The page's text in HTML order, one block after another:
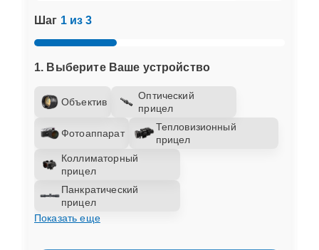
Шаг 1 из 3
1. Выберите Ваше устройство
Объектив
Оптический
прицел
Фотоаппарат
Тепловизионный
прицел
Коллиматорный
прицел
Панкратический
прицел
Показать еще